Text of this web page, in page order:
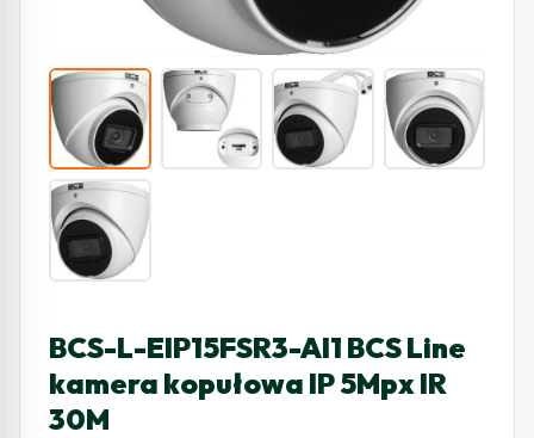
BCS-L-EIP15FSR3-AI1 BCS Line
kamera kopułowa IP 5Mpx IR
30M